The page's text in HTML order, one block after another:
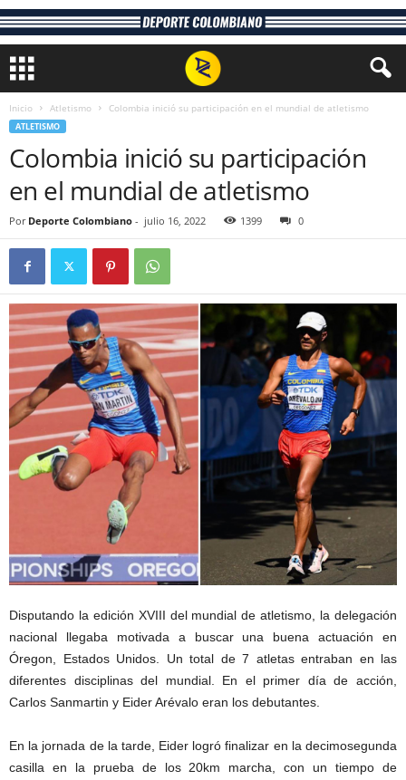
Inicio Atletismo Colombia inició su participación en el mundial de atletismo
ATLETISMO
Colombia inició su participación
en el mundial de atletismo
Por Deporte Colombiano - julio 16, 2022 1399 0
Disputando la edición XVIII del mundial de atletismo, la delegación
nacional llegaba motivada a buscar una buena actuación en
Óregon, Estados Unidos. Un total de 7 atletas entraban en las
diferentes disciplinas del mundial. En el primer día de acción,
Carlos Sanmartin y Eider Arévalo eran los debutantes.
En la jornada de la tarde, Eider logró finalizar en la decimosegunda
casilla en la prueba de los 20km marcha, con un tiempo de